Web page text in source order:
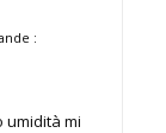
:
umidità mi